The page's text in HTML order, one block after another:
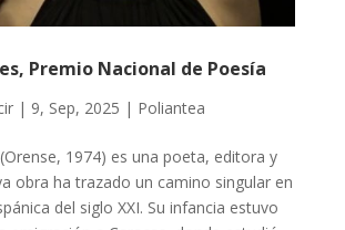
Premio Nacional de Poesía
| 9, Sep, 2025 | Poliantea
1974) es una poeta, editora y
obra ha trazado un camino singular en
del siglo XXI. Su infancia estuvo